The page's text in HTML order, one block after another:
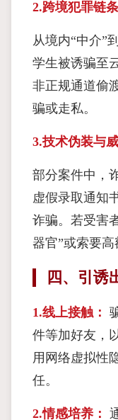
2.跨境犯罪链条
从境内“中介”
学生被诱骗至
非正规通道偷
骗或走私。
3.技术伪装与
部分案件中，
虚假录取通知
诈骗。若受害
器官”或索要高
四、引诱
1.线上接触：
件等加好友，
用网络虚拟性
任。
2.情感培养：